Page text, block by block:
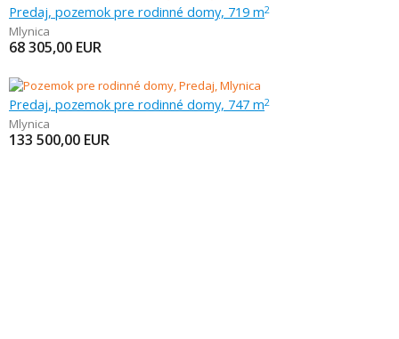
Predaj, pozemok pre rodinné domy, 719 m2
Mlynica
68 305,00 EUR
Predaj, pozemok pre rodinné domy, 747 m2
Mlynica
133 500,00 EUR